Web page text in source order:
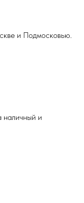
и Подмосковью.
наличный и